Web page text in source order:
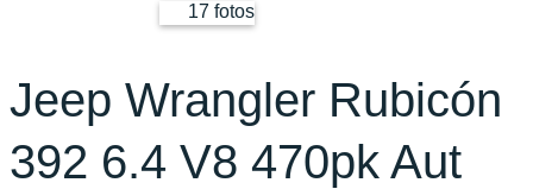
17 fotos
Jeep Wrangler Rubicón
392 6.4 V8 470pk Aut